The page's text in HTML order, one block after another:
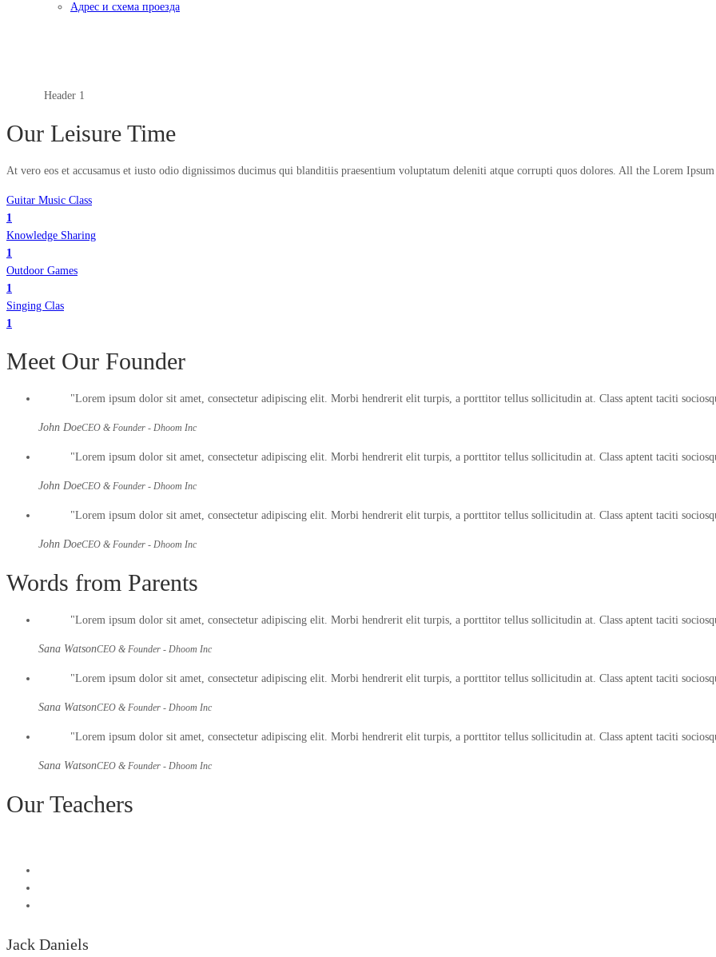
Адрес и схема проезда
Header 1
Our Leisure Time
At vero eos et accusamus et iusto odio dignissimos ducimus qui blanditiis praesentium voluptatum deleniti atque corrupti quos dolores. All the Lorem Ipsum
Guitar Music Class
1
Knowledge Sharing
1
Outdoor Games
1
Singing Clas
1
Meet Our Founder
Lorem ipsum dolor sit amet, consectetur adipiscing elit. Morbi hendrerit elit turpis, a porttitor tellus sollicitudin at. Class aptent taciti
John DoeCEO & Founder - Dhoom Inc
Lorem ipsum dolor sit amet, consectetur adipiscing elit. Morbi hendrerit elit turpis, a porttitor tellus sollicitudin at. Class aptent taciti
John DoeCEO & Founder - Dhoom Inc
Lorem ipsum dolor sit amet, consectetur adipiscing elit. Morbi hendrerit elit turpis, a porttitor tellus sollicitudin at. Class aptent taciti
John DoeCEO & Founder - Dhoom Inc
Words from Parents
Lorem ipsum dolor sit amet, consectetur adipiscing elit. Morbi hendrerit elit turpis, a porttitor tellus sollicitudin at. Class aptent taciti
Sana WatsonCEO & Founder - Dhoom Inc
Lorem ipsum dolor sit amet, consectetur adipiscing elit. Morbi hendrerit elit turpis, a porttitor tellus sollicitudin at. Class aptent taciti
Sana WatsonCEO & Founder - Dhoom Inc
Lorem ipsum dolor sit amet, consectetur adipiscing elit. Morbi hendrerit elit turpis, a porttitor tellus sollicitudin at. Class aptent taciti
Sana WatsonCEO & Founder - Dhoom Inc
Our Teachers
Jack Daniels